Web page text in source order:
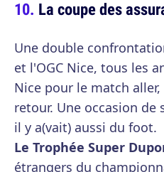
La coupe des
Une double
et l'OGC Nice, tous les
Nice pour le match
retour. Une occasion de
il y a(vait) aussi du foot.
Le Trophée Super
étrangers du